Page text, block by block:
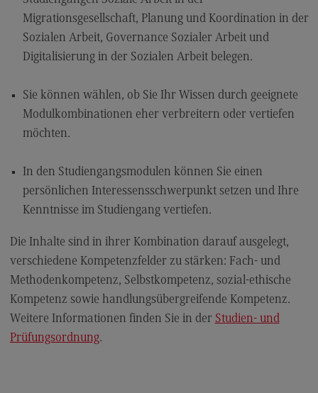
Kontakt
Elektrotechnik und Informationstechnik
Elektrotechnik und Informationstechnik
Profil-O-Mat Elektrotechnik und
Informationstechnik
(External link)
Rahmenbedingungen
Berufsperspektiven
Kontakt
Entrepreneurship
Modulangebot
Berufsperspektiven
Kontakt
Migrationsgesellschaft, Planung und Koordination in der
Sozialen Arbeit, Governance Sozialer Arbeit und
Digitalisierung in der Sozialen Arbeit belegen.
Sie können wählen, ob Sie Ihr Wissen durch geeignete
Modulkombinationen eher verbreitern oder vertiefen
möchten.
In den Studiengangsmodulen können Sie einen
persönlichen Interessensschwerpunkt setzen und Ihre
Kenntnisse im Studiengang vertiefen.
Die Inhalte sind in ihrer Kombination darauf ausgelegt,
verschiedene Kompetenzfelder zu stärken: Fach- und
Methodenkompetenz, Selbstkompetenz, sozial-ethische
Kompetenz sowie handlungsübergreifende Kompetenz.
Weitere Informationen finden Sie in der Studien- und
Prüfungsordnung.